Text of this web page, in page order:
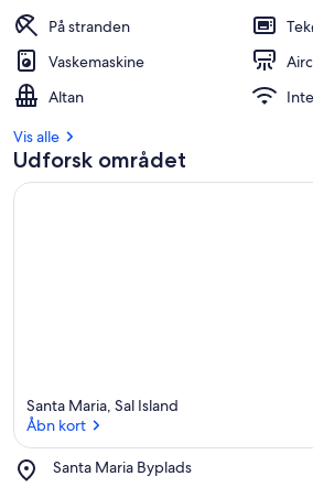
På stranden
Vaskemaskine
Altan
Vis alle
Udforsk området
Santa Maria, Sal Island
Åbn kort
Santa Maria Byplads
Place,